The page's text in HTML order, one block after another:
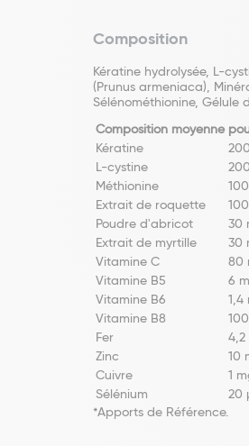
Composition
Kératine hydrolysée, L-
(Prunus armeniaca),
Sélénométhionine, Gélule
Composition moyenne
Kératine
L-cystine
Méthionine
Extrait de roquette
Poudre d'abricot
30
Extrait de myrtille
30
Vitamine C
80
Vitamine B5
6
Vitamine B6
1,4
Vitamine B8
Fer
4,2
Zinc
10
Cuivre
1
Sélénium
20
*Apports de Référence.